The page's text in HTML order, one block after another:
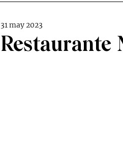
Restaurante
31 may 2023